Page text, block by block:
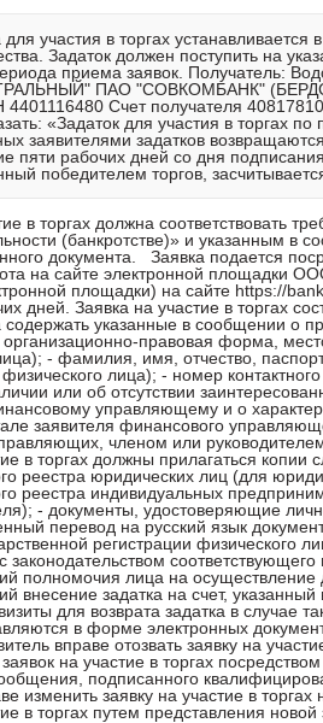
для участия в торгах
Задаток должен поступить на
приема заявок. Получатель:
ПАО "СОВКОМБАНК"
Счет получателя
«Задаток для участия в торгах
заявителями задатков
пяти рабочих дней со дня
победителем торгов,
в торгах должна соответствовать
(банкротстве)» и указанным в
документа. Заявка подается
на сайте электронной площадки
площадки) на сайте https://
дней. Заявка на участие в торгах
указанные в сообщении о
правовая форма,
- фамилия, имя, отчество,
лица); - номер
или об отсутствии
управляющему и о
заявителя финансового
членом или
в торгах должны прилагаться
реестра юридических лиц (для
реестра индивидуальных
- документы, удостоверяющие
перевод на русский язык
регистрации физического
законодательством
полномочия лица на осуществление
внесение задатка на счет,
для возврата задатка в случае
в форме электронных
вправе отозвать заявку на
на участие в торгах
подписанного
изменить заявку на участие в
в торгах путем представления